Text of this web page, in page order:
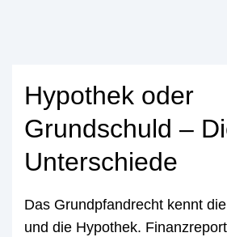
Hypothek oder
Grundschuld –
Unterschiede
Das Grundpfandrecht kennt
und die Hypothek.